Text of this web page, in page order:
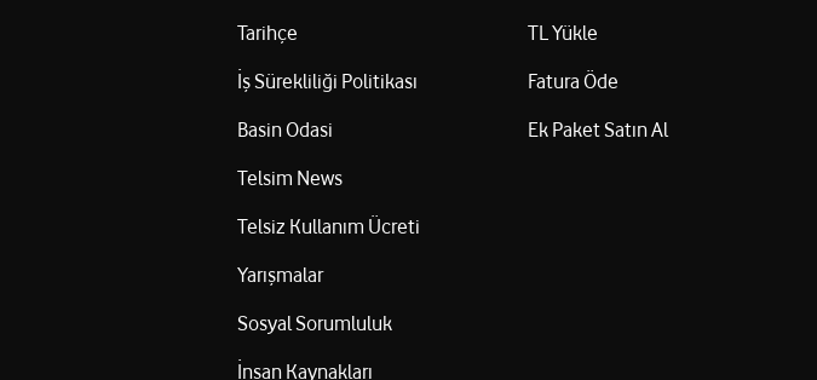
Tarihçe
İş Sürekliliği Politikası
Basin Odasi
Telsim News
Telsiz Kullanım Ücreti
Yarışmalar
Sosyal Sorumluluk
İnsan Kaynakları
TL Yükle
Fatura Öde
Ek Paket Satın Al